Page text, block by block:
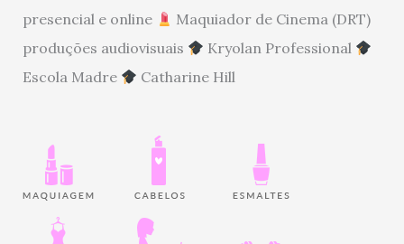
presencial e online
Maquiador de Cinema (DRT)
produções audiovisuais
Kryolan Professional
Escola Madre
Catharine Hill